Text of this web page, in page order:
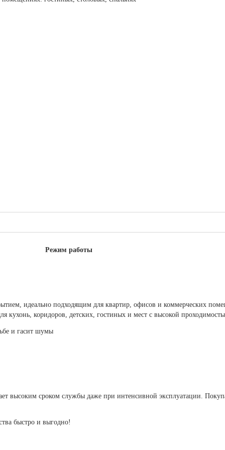
Режим работы
идеально подходящим для квартир, офисов и коммерческих
кухонь, коридоров, детских, гостиных и мест с высокой
и гасит шумы
высоким сроком службы даже при интенсивной эксплуатации.
быстро и выгодно!